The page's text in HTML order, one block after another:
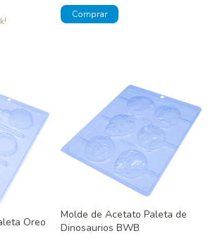
Oreo
Molde de Acetato Paleta de
Dinosaurios BWB